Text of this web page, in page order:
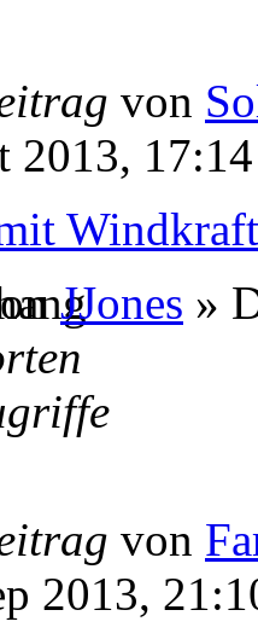
von
2013, 17:14
JJones »
von
2013,